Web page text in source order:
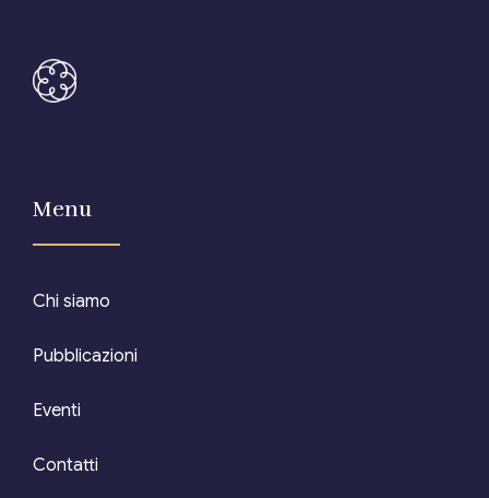
Il Fisco
Corriere tributario
Il Giornale del Revisore
Forum Fiscale
Articoli
Menu
Chi siamo
Pubblicazioni
Eventi
Contatti